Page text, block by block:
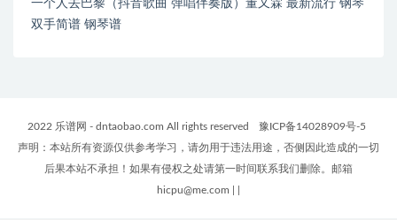
一个人去巴黎（抖音歌曲 弹唱伴奏版）董又霖 最新流行 钢琴
双手简谱 钢琴谱
2022 乐谱网 - dntaobao.com All rights reserved
豫ICP备14028909号-5
声明：本站所有资源仅供参考学习，请勿用于违法用途，否侧因此造成的一切
后果本站不承担！如果有侵权之处请第一时间联系我们删除。邮箱
hicpu@me.com